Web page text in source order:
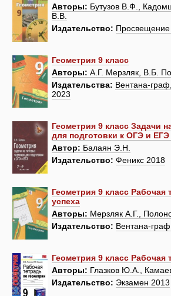
Авторы: Бутузов В.Ф.,
В.В.
Издательство:
Геометрия 9 класс
Авторы: А.Г. Мерзляк, В.Б.
Издательства: Вентана-
2023
Геометрия 9 класс Задачи
для подготовки к ОГЭ и
Автор: Балаян Э.Н.
Издательство: Феникс 2018
Геометрия 9 класс Рабочая
успеха
Авторы: Мерзляк А.Г.,
Издательство: Вентана-
Геометрия 9 класс Рабочая
Авторы: Глазков Ю.А.,
Издательство: Экзамен 2013